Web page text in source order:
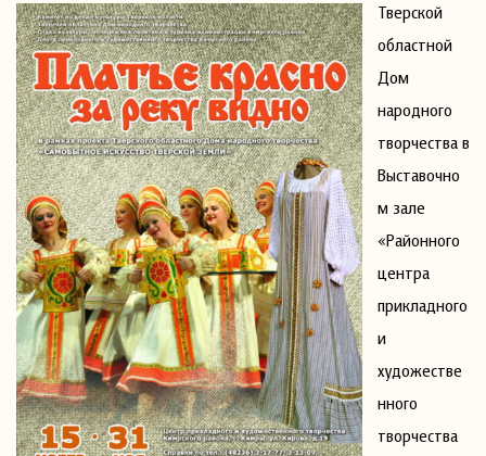
Тверской
областной
Дом
народного
творчества в
Выставочно
м зале
«Районного
центра
прикладного
и
художестве
нного
творчества